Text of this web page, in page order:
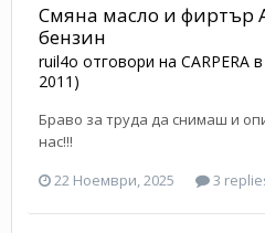
Смяна масло и фиртър
бензин
ruil4o отговори на CARPERA в
2011)
Браво за труда да снимаш и
нас!!!
22 Ноември, 2025
3